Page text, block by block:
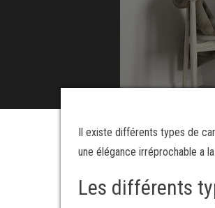
Il existe différents types de
une élégance irréprochable a
Les différents